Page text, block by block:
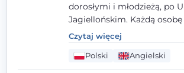
dorosłymi i młodzieżą, po
Jagiellońskim. Każdą
traktuję jak osobną historię,
budując relację opartą na
empatii. Przyjmuję w
Czytaj więcej
Polski Angielski